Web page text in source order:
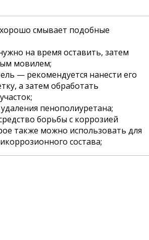
смывает подобные
на время оставить, затем
мовилем;
— рекомендуется нанести его
а затем обработать
пенополиуретана;
борьбы с коррозией
также можно использовать для
состава;